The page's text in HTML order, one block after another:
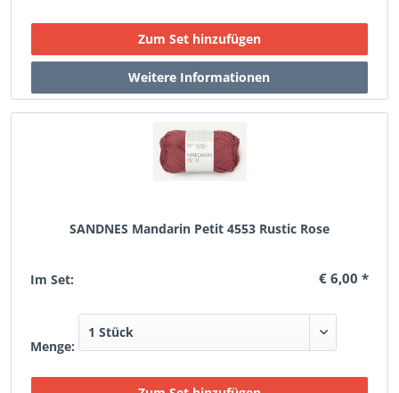
SANDNES Mandarin Petit 4553 Rustic Rose
Im Set: € 6,00 *
Menge: